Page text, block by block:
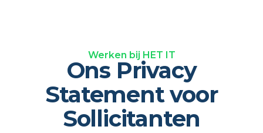
Werken bij HET IT
Ons Privacy
Statement voor
Sollicitanten